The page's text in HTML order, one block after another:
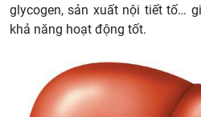
glycogen, sản xuất nội tiết tố…
khả năng hoạt động tốt.